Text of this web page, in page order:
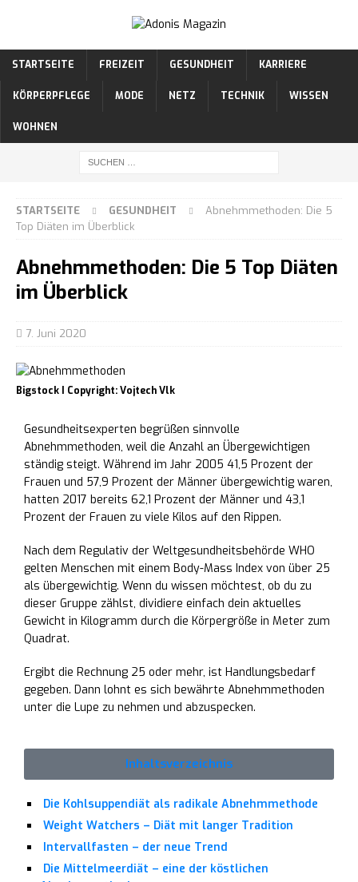
STARTSEITE FREIZEIT GESUNDHEIT KARRIERE
KÖRPERPFLEGE MODE NETZ TECHNIK WISSEN
WOHNEN
STARTSEITE GESUNDHEIT
Abnehmmethoden: Die 5
Top Diäten im Überblick
Abnehmmethoden: Die 5 Top Diäten
im Überblick
7. Juni 2020
Bigstock I Copyright: Vojtech Vlk
Gesundheitsexperten begrüßen sinnvolle
Abnehmmethoden, weil die Anzahl an Übergewichtigen
ständig steigt. Während im Jahr 2005 41,5 Prozent der
Frauen und 57,9 Prozent der Männer übergewichtig waren,
hatten 2017 bereits 62,1 Prozent der Männer und 43,1
Prozent der Frauen zu viele Kilos auf den Rippen.
Nach dem Regulativ der Weltgesundheitsbehörde WHO
gelten Menschen mit einem Body-Mass Index von über 25
als übergewichtig. Wenn du wissen möchtest, ob du zu
dieser Gruppe zählst, dividiere einfach dein aktuelles
Gewicht in Kilogramm durch die Körpergröße in Meter zum
Quadrat.
Ergibt die Rechnung 25 oder mehr, ist Handlungsbedarf
gegeben. Dann lohnt es sich bewährte Abnehmmethoden
unter die Lupe zu nehmen und abzuspecken.
Inhaltsverzeichnis
Die Kohlsuppendiät als radikale Abnehmmethode
Weight Watchers – Diät mit langer Tradition
Intervallfasten – der neue Trend
Die Mittelmeerdiät – eine der köstlichen